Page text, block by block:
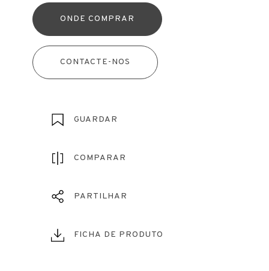
ONDE COMPRAR
CONTACTE-NOS
GUARDAR
COMPARAR
PARTILHAR
FICHA DE PRODUTO